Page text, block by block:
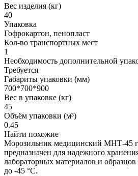
Вес изделия (кг)
40
Упаковка
Гофрокартон, пенопласт
Кол-во транспортных мест
1
Необходимость дополнительной
Требуется
Габариты упаковки (мм)
700*700*900
Вес в упаковке (кг)
45
Объём упаковки (м³)
0.45
Найти похожие
Морозильник медицинский МНТ-45
предназначен для надежного
лабораторных материалов и
до -45 °C.